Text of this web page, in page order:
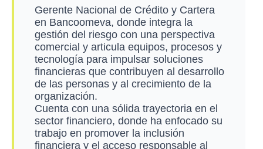
Gerente Nacional de Crédito y Cartera
en Bancoomeva, donde integra la
gestión del riesgo con una perspectiva
comercial y articula equipos, procesos y
tecnología para impulsar soluciones
financieras que contribuyen al desarrollo
de las personas y al crecimiento de la
organización.
Cuenta con una sólida trayectoria en el
sector financiero, donde ha enfocado su
trabajo en promover la inclusión
financiera y el acceso responsable al